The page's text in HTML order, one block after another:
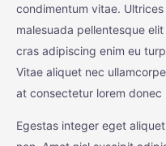
condimentum vitae.
malesuada pellentesque
cras adipiscing enim eu
Vitae aliquet nec
at consectetur lorem donec
Egestas integer eget